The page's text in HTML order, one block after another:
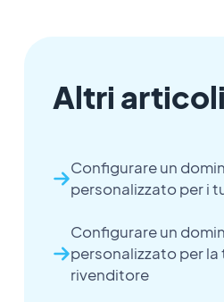
Altri articoli
Configurare un
personalizzato per i
Configurare un
personalizzato per la
rivenditore